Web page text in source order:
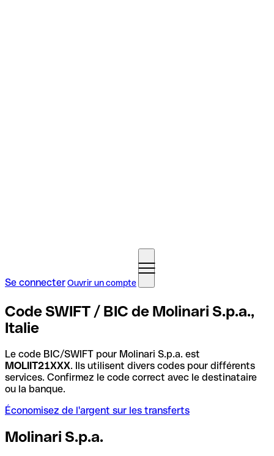
Se connecterOuvrir un compte
Code SWIFT / BIC de Molinari S.p.a.,
Italie
Le code BIC/SWIFT pour Molinari S.p.a. est
MOLIIT21XXX. Ils utilisent divers codes pour différents
services. Confirmez le code correct avec le destinataire
ou la banque.
Économisez de l'argent sur les transferts
Molinari S.p.a.